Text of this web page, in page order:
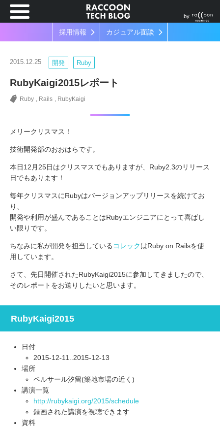
by
採用情報 カジュアル面談
2015.12.25 開発 Ruby
RubyKaigi2015レポート
Ruby Rails RubyKaigi
メリークリスマス！
技術開発部のおおはらです。
本日12月25日はクリスマスでもありますが、Ruby2.3のリリース
日でもあります！
毎年クリスマスにRubyはバージョンアップリリースを続けてお
り、
開発や利用が盛んであることはRubyエンジニアにとって喜ばし
い限りです。
ちなみに私が開発を担当している コレックはRuby on Railsを使
用しています。
さて、先日開催されたRubyKaigi2015に参加してきましたので、
そのレポートをお送りしたいと思います。
RubyKaigi2015
日付
2015-12-11..2015-12-13
場所
ベルサール汐留(築地市場の近く)
講演一覧
http://rubykaigi.org/2015/schedule
録画された講演を視聴できます
資料